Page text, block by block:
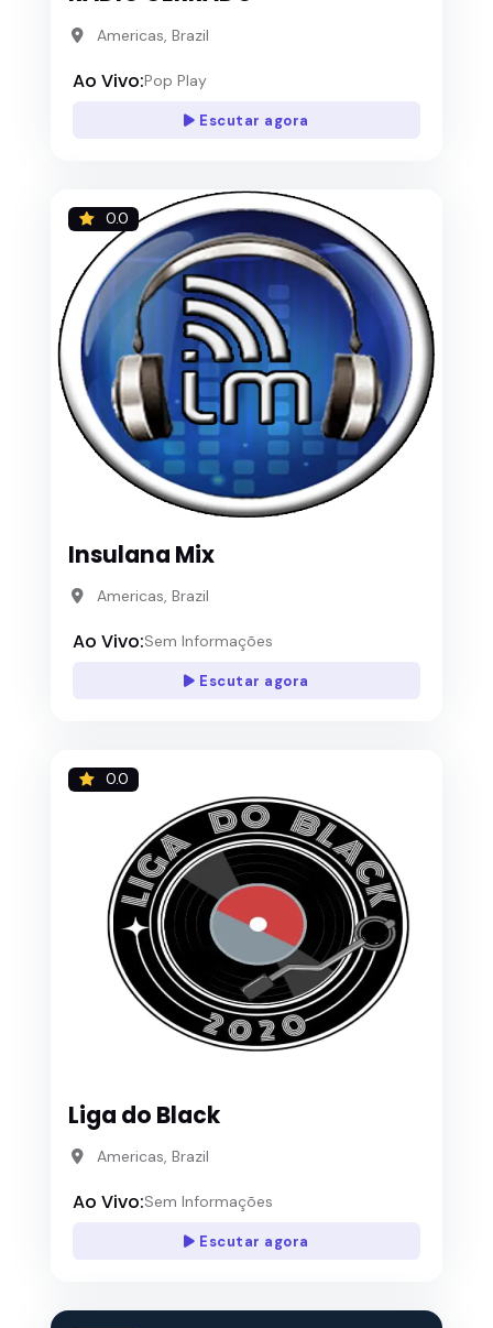
Americas, Brazil
Ao Vivo:Pop Play
Escutar agora
0.0
Insulana Mix
Americas, Brazil
Ao Vivo:Sem Informações
Escutar agora
0.0
Liga do Black
Americas, Brazil
Ao Vivo:Sem Informações
Escutar agora